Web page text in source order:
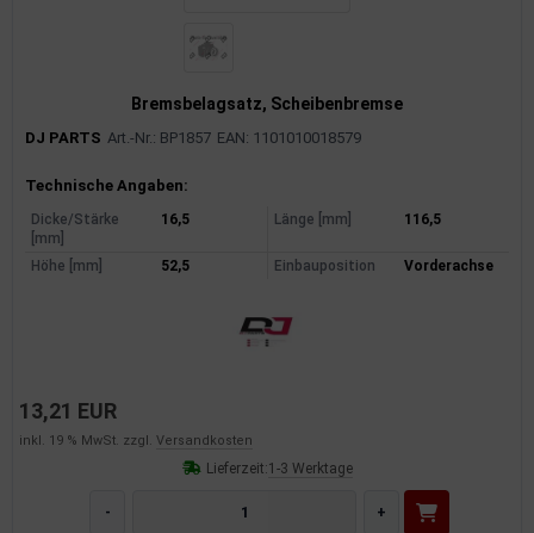
Bremsbelagsatz, Scheibenbremse
DJ PARTS Art.-Nr.: BP1857 EAN: 1101010018579
Produktinformationen
Technische Angaben:
Dicke/Stärke
[mm]
16,5 Länge [mm] 116,5
Höhe [mm] 52,5 Einbauposition Vorderachse
13,21 EUR
inkl. 19 % MwSt. zzgl. Versandkosten
Lieferzeit:1-3 Werktage
- +